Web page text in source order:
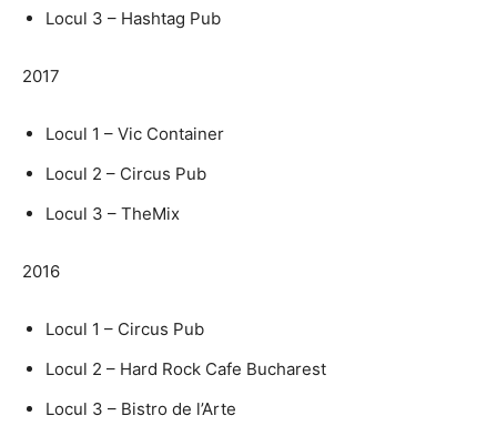
Locul 3 – Hashtag Pub
2017
Locul 1 – Vic Container
Locul 2 – Circus Pub
Locul 3 – TheMix
2016
Locul 1 – Circus Pub
Locul 2 – Hard Rock Cafe Bucharest
Locul 3 – Bistro de l’Arte